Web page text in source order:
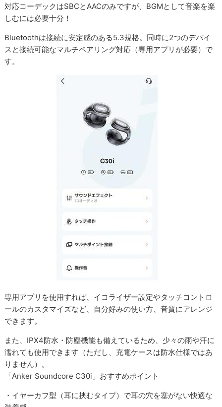
対応コーデックはSBCとAACのみですが、BGMとして音楽を楽
しむには必要十分！
Bluetoothは接続に安定感のある5.3規格。同時に2つのデバイ
スと接続可能なマルチペアリング対応（専用アプリが必要）で
す。
専用アプリを使用すれば、イコライザー設定やタッチコントロ
ールのカスタマイズなど、自分好みの使い方、音質にアレンジ
できます。
また、IPX4防水・防塵機能も備えているため、少々の雨や汗に
濡れても使用できます（ただし、充電ケースは防水仕様ではあ
りません）。
「Anker Soundcore C30i」おすすめポイント
・イヤーカフ型（耳に挟むタイプ）で耳の穴を塞がない快適な